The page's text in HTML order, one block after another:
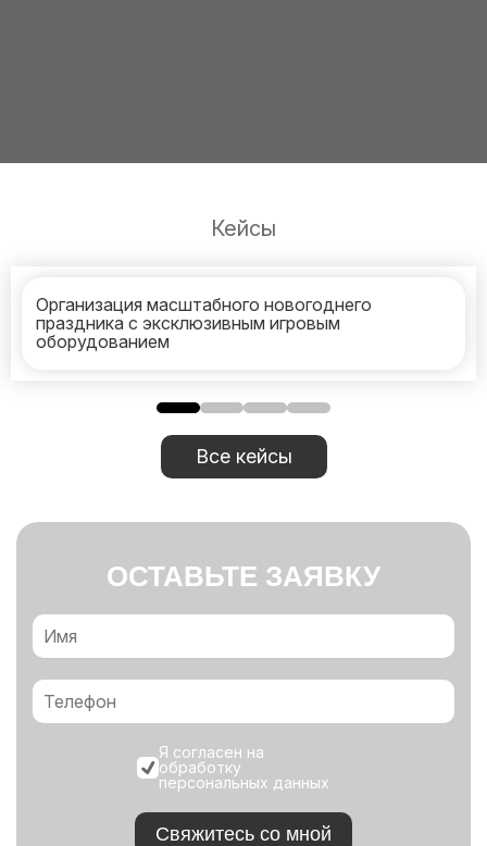
Кейсы
Организация масштабного новогоднего
праздника с эксклюзивным игровым
оборудованием
Все кейсы
ОСТАВЬТЕ ЗАЯВКУ
Я согласен на
обработку
персональных данных
Свяжитесь со мной